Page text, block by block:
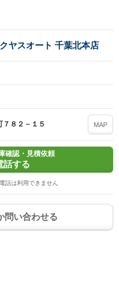
スオート 千葉北本店
７８２－１５ MAP
確認・見積依頼
話する
話は利用できません
問い合わせる
しますか？
自動入力されます
で破棄されます